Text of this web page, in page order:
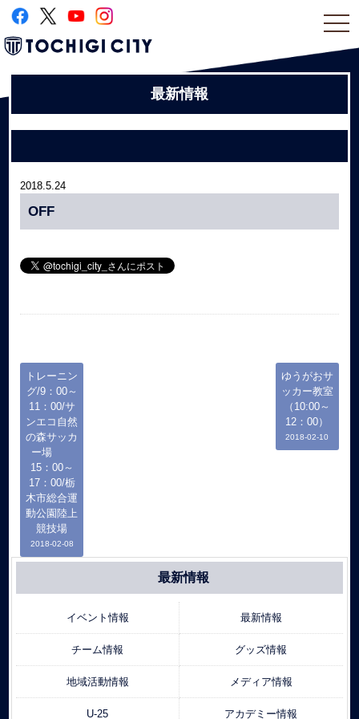
最新情報
2018.5.24
OFF
トレーニン
グ/9：00～
11：00/サ
ンエコ自然
の森サッカ
ー場
15：00～
17：00/栃
木市総合運
動公園陸上
競技場
2018-02-08
ゆうがおサ
ッカー教室
（10:00～
12：00）
2018-02-10
最新情報
イベント情報 最新情報
チーム情報 グッズ情報
地域活動情報 メディア情報
U-25 アカデミー情報